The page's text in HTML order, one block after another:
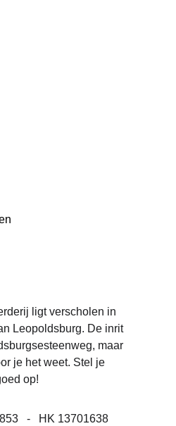
ligt verscholen in
Leopoldsburg. De inrit
maar
je het weet. Stel je
op!
-   HK 13701638